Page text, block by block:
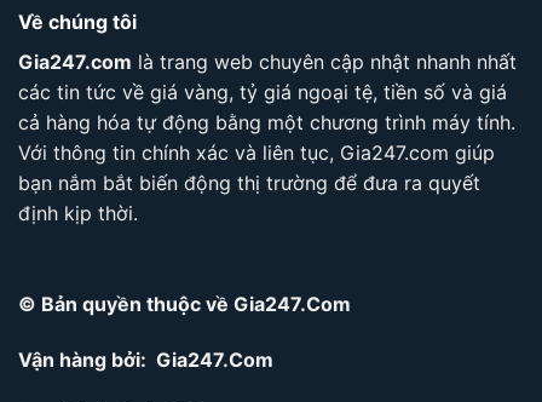
Về chúng tôi
Gia247.com là trang web chuyên cập nhật nhanh nhất
các tin tức về giá vàng, tỷ giá ngoại tệ, tiền số và giá
cả hàng hóa tự động bằng một chương trình máy tính.
Với thông tin chính xác và liên tục, Gia247.com giúp
bạn nắm bắt biến động thị trường để đưa ra quyết
định kịp thời.
© Bản quyền thuộc về Gia247.Com
Vận hàng bởi: Gia247.Com